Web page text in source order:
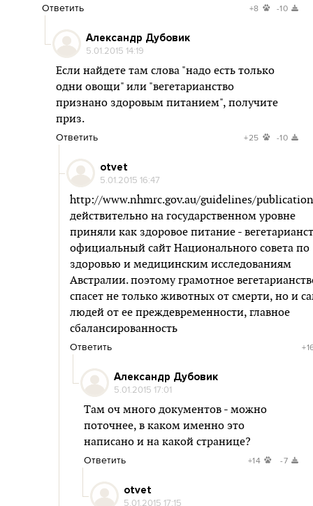
Ответить +8 -10
Александр Дубовик
5.01.2015 14:19
Если найдете там слова "надо есть только
одни овощи" или "вегетарианство
признано здоровым питанием", получите
приз.
Ответить +25 -10
otvet
5.01.2015 16:47
http://www.nhmrc.gov.au/guidelines/
действительно на государственном уровне
приняли как здоровое питание -
официальный сайт Национального совета по
здоровью и медицинским исследованиям
Австралии. поэтому грамотное
спасет не только животных от смерти, но и
людей от ее преждевременности, главное
сбалансированность
Ответить
Александр Дубовик
5.01.2015 17:01
Там оч много документов - можно
поточнее, в каком именно это
написано и на какой странице?
Ответить +14 -7
otvet
5.01.2015 17:15